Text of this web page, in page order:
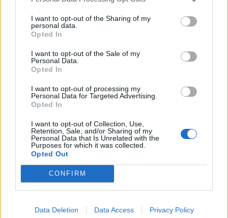
I want to opt-out of the Sharing of my
personal data.
Opted In
I want to opt-out of the Sale of my
Personal Data.
Opted In
I want to opt-out of processing my
Personal Data for Targeted Advertising.
Opted In
I want to opt-out of Collection, Use,
Retention, Sale, and/or Sharing of my
Personal Data that Is Unrelated with the
Purposes for which it was collected.
Opted Out
CONFIRM
Data Deletion Data Access Privacy Policy
Vala e të nxehtit ekstrem,
Hungaria fik ndriçimin
dekorativ të
monumenteve kryesore
në Budapest për të
kursyer energji
Itali, alarm i kuq në 27
vizitave në monumente
Përplasen tri automjete në
aksin Sarandë-Ksamil,
lëndohen dy pushues nga
për 6 banka dhe cisternat
e naftës ruse